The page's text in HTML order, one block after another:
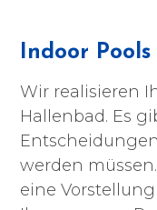
Indoor
Wir realisieren
Hallenbad. Es
werden
eine